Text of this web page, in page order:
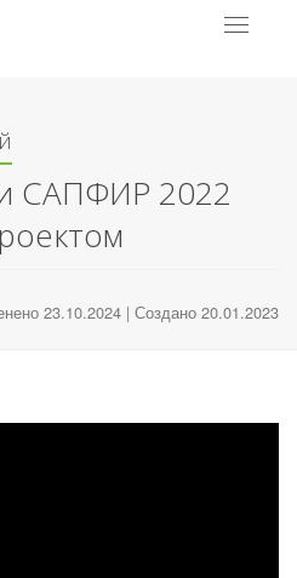
Toggle
САПФИР 2022
23.10.2024 | Создано 20.01.2023